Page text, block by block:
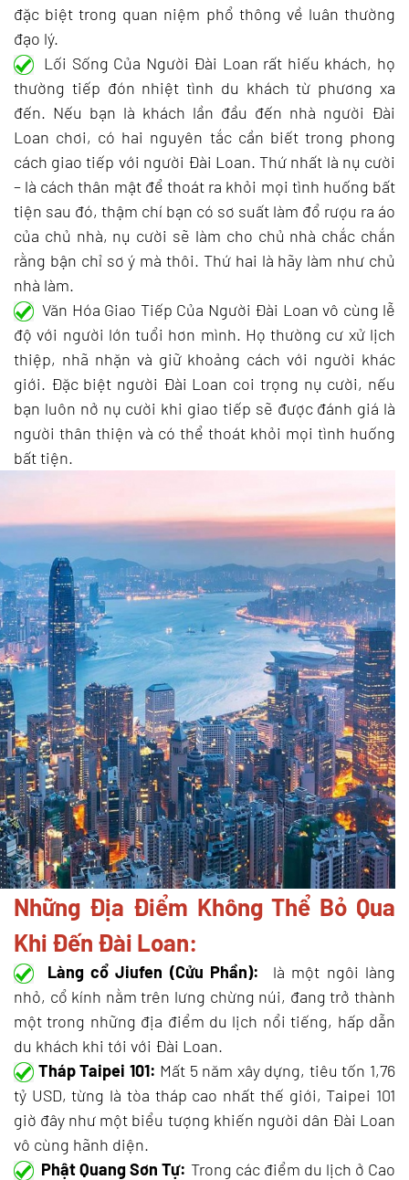
đặc biệt trong quan niệm phổ thông về luân thường
đạo lý.
Lối Sống Của Người Đài Loan rất hiếu khách, họ
thường tiếp đón nhiệt tình du khách từ phương xa
đến. Nếu bạn là khách lần đầu đến nhà người Đài
Loan chơi, có hai nguyên tắc cần biết trong phong
cách giao tiếp với người Đài Loan. Thứ nhất là nụ cười
– là cách thân mật để thoát ra khỏi mọi tình huống bất
tiện sau đó, thậm chí bạn có sơ suất làm đổ rượu ra áo
của chủ nhà, nụ cười sẽ làm cho chủ nhà chắc chắn
rằng bận chỉ sơ ý mà thôi. Thứ hai là hãy làm như chủ
nhà làm.
Văn Hóa Giao Tiếp Của Người Đài Loan vô cùng lễ
độ với người lớn tuổi hơn mình. Họ thường cư xử lịch
thiệp, nhã nhặn và giữ khoảng cách với người khác
giới. Đặc biệt người Đài Loan coi trọng nụ cười, nếu
bạn luôn nở nụ cười khi giao tiếp sẽ được đánh giá là
người thân thiện và có thể thoát khỏi mọi tình huống
bất tiện.
Những Địa Điểm Không Thể Bỏ Qua
Khi Đến Đài Loan:
Làng cổ Jiufen (Cửu Phần):
là một ngôi làng
nhỏ, cổ kính nằm trên lưng chừng núi, đang trở thành
một trong những địa điểm du lịch nổi tiếng, hấp dẫn
du khách khi tới với Đài Loan.
Tháp Taipei 101: Mất 5 năm xây dựng, tiêu tốn 1,76
tỷ USD, từng là tòa tháp cao nhất thế giới, Taipei 101
giờ đây như một biểu tượng khiến người dân Đài Loan
vô cùng hãnh diện.
Phật Quang Sơn Tự: Trong các điểm du lịch ở Cao